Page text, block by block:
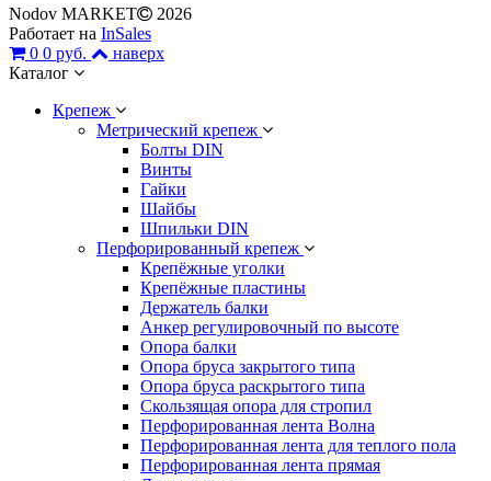
Nodov MARKET
2026
Работает на InSales
0 0 руб.
наверх
Каталог
Крепеж
Метрический крепеж
Болты DIN
Винты
Гайки
Шайбы
Шпильки DIN
Перфорированный крепеж
Крепёжные уголки
Крепёжные пластины
Держатель балки
Анкер регулировочный по высоте
Опора балки
Опора бруса закрытого типа
Опора бруса раскрытого типа
Скользящая опора для стропил
Перфорированная лента Волна
Перфорированная лента для теплого пола
Перфорированная лента прямая